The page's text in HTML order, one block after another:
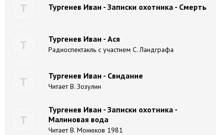
Т Тургенев Иван - Записки охотника - Смерть
Т Тургенев Иван - Ася
Радиоспектакль с участием С. Ландграфа
Т Тургенев Иван - Свидание
Читает В. Зозулин
Т
Тургенев Иван - Записки охотника -
Малиновая вода
Читает В. Монюков 1981